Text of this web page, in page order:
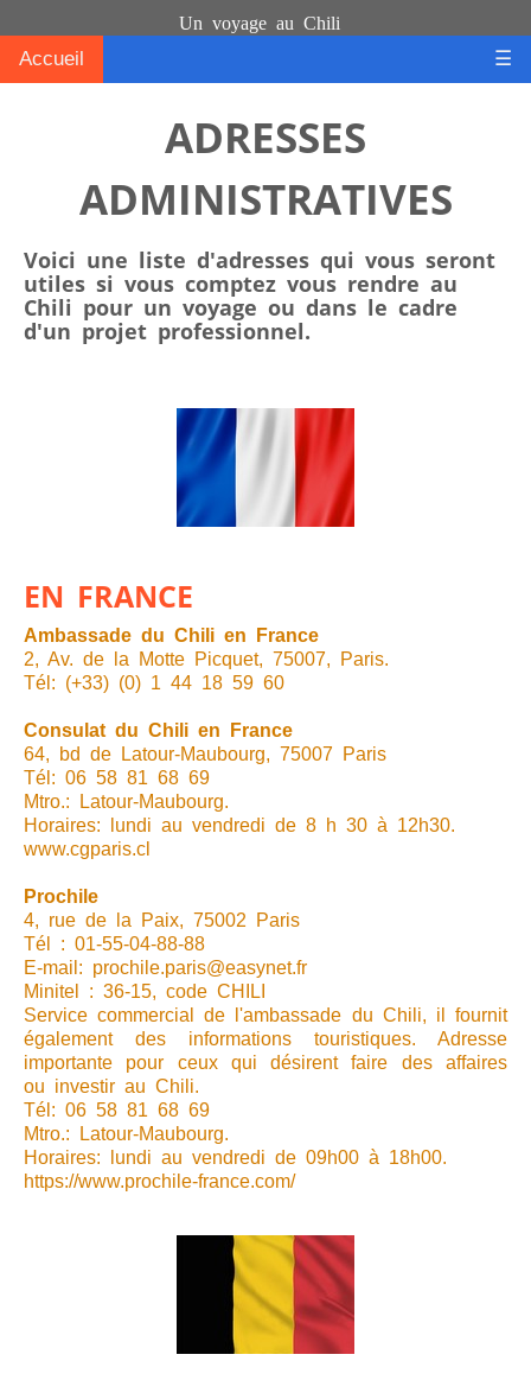
Un voyage au Chili
Accueil ☰
ADRESSES
ADMINISTRATIVES
Voici une liste d'adresses qui vous seront
utiles si vous comptez vous rendre au
Chili pour un voyage ou dans le cadre
d'un projet professionnel.
EN FRANCE
Ambassade du Chili en France
2, Av. de la Motte Picquet, 75007, Paris.
Tél: (+33) (0) 1 44 18 59 60
Consulat du Chili en France
64, bd de Latour-Maubourg, 75007 Paris
Tél: 06 58 81 68 69
Mtro.: Latour-Maubourg.
Horaires: lundi au vendredi de 8 h 30 à 12h30.
www.cgparis.cl
Prochile
4, rue de la Paix, 75002 Paris
Tél : 01-55-04-88-88
E-mail: prochile.paris@easynet.fr
Minitel : 36-15, code CHILI
Service commercial de l'ambassade du Chili, il fournit
également des informations touristiques. Adresse
importante pour ceux qui désirent faire des affaires
ou investir au Chili.
Tél: 06 58 81 68 69
Mtro.: Latour-Maubourg.
Horaires: lundi au vendredi de 09h00 à 18h00.
https://www.prochile-france.com/